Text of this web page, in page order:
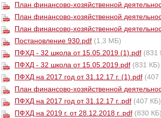
План финансово-хозяйственной
План финансово-хозяйственной
План финансово-хозяйственной
Постановление 930.pdf (1,3 МБ)
ПФХД - 32 школа от 15.05.2019 (1).pdf (831
ПФХД - 32 школа от 15.05.2019.pdf (831 КБ)
ПФХД на 2017 год от 31.12.17 г. (1).pdf (407
План финансово-хозяйственной
ПФХД на 2017 год от 31.12.17 г..pdf (407 КБ)
ПФХД на 2019 г. от 28.12.2018 г..pdf (830 КБ)